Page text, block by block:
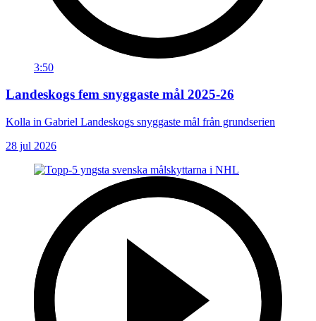
3:50
Landeskogs fem snyggaste mål 2025-26
Kolla in Gabriel Landeskogs snyggaste mål från grundserien
28 jul 2026